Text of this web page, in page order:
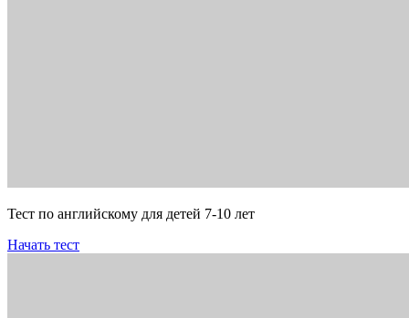
Тест по английскому для детей 7-10 лет
Начать тест